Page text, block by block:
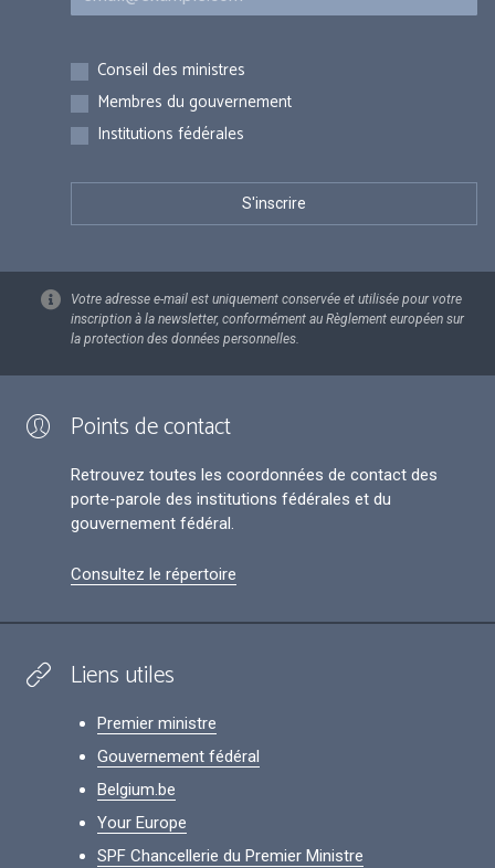
Inscriptions
Conseil des ministres
Membres du gouvernement
Institutions fédérales
Votre adresse e-mail est uniquement conservée et utilisée pour votre
inscription à la newsletter, conformément au Règlement européen sur
la protection des données personnelles.
Points de contact
Retrouvez toutes les coordonnées de contact des
porte-parole des institutions fédérales et du
gouvernement fédéral.
Consultez le répertoire
Liens utiles
Premier ministre
Gouvernement fédéral
Belgium.be
Your Europe
SPF Chancellerie du Premier Ministre